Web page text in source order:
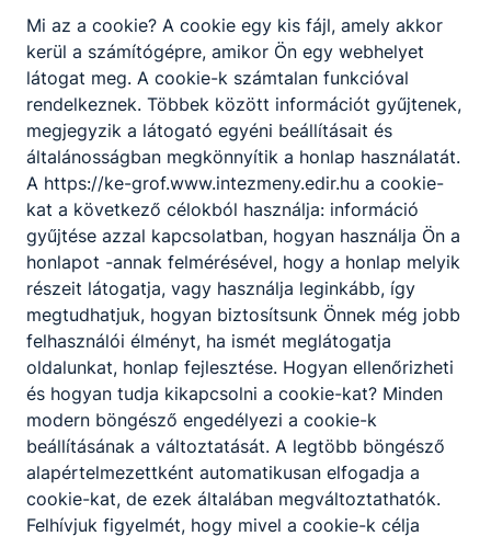
Gazdálkodási adatok
Önálló költségvetéssel nem
rendelkezik.
Archívum
Mi az a cookie? A cookie egy kis fájl, amely akkor
kerül a számítógépre, amikor Ön egy webhelyet
látogat meg. A cookie-k számtalan funkcióval
rendelkeznek. Többek között információt gyűjtenek,
megjegyzik a látogató egyéni beállításait és
általánosságban megkönnyítik a honlap használatát.
A https://ke-grof.www.intezmeny.edir.hu a cookie-
kat a következő célokból használja: információ
gyűjtése azzal kapcsolatban, hogyan használja Ön a
honlapot -annak felmérésével, hogy a honlap melyik
részeit látogatja, vagy használja leginkább, így
megtudhatjuk, hogyan biztosítsunk Önnek még jobb
felhasználói élményt, ha ismét meglátogatja
oldalunkat, honlap fejlesztése. Hogyan ellenőrizheti
és hogyan tudja kikapcsolni a cookie-kat? Minden
modern böngésző engedélyezi a cookie-k
beállításának a változtatását. A legtöbb böngésző
alapértelmezettként automatikusan elfogadja a
cookie-kat, de ezek általában megváltoztathatók.
Felhívjuk figyelmét, hogy mivel a cookie-k célja